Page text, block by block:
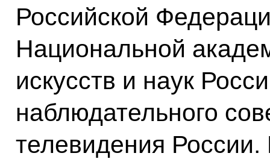
Российской
Национальной
искусств и наук
наблюдательного
телевидения